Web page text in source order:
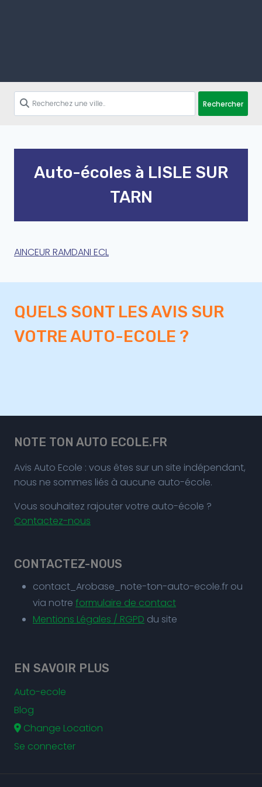
Rechercher
Auto-écoles à LISLE SUR
TARN
AINCEUR RAMDANI ECL
QUELS SONT LES AVIS SUR
VOTRE AUTO-ECOLE ?
NOTE TON AUTO ECOLE.FR
Avis Auto Ecole : vous êtes sur un site indépendant,
nous ne sommes liés à aucune auto-école.
Vous souhaitez rajouter votre auto-école ?
Contactez-nous
CONTACTEZ-NOUS
contact_Arobase_note-ton-auto-ecole.fr ou
via notre formulaire de contact
Mentions Légales / RGPD du site
EN SAVOIR PLUS
Auto-ecole
Blog
Change Location
Se connecter